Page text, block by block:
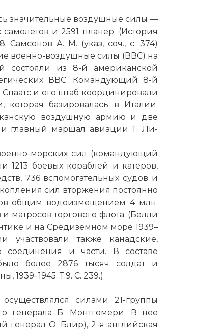
значительные воздушные силы —
и 2591 планер. (История
Самсонов А. М. (указ, соч., с. 374)
военно-воздушные силы (ВВС) на
состояли из 8-й американской
ВВС. Командующий 8-й
и его штаб координировали
базировалась в Италии.
воздушную армию и две
главный маршал авиации Т. Ли-
морских сил (командующий
боевых кораблей и катеров,
736 вспомогательных судов и
сил вторжения постоянно
общим водоизмещением 4 млн.
матросов торгового флота. (Белли
и на Средиземном море 1939–
также канадские,
соединения и части. В составе
более 2876 тысяч солдат и
1939–1945. Т.9. С. 239.)
силами 21-группы
генерала Б. Монтгомери. В нее
генерал О. Блир), 2-я английская
Эйзенха́уэр (англ. Dwight David Eisenhower,
— Айзенхауэр (/ˈaɪzənhaʊər/); в США
англ. Ike; 14 октября 1890, Денисон, Техас — 28
— американский государственный и военный
34-й президент США (20 января 1953 — 20 января